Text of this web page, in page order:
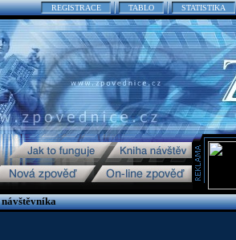
REGISTRACE TABLO STATISTIKA